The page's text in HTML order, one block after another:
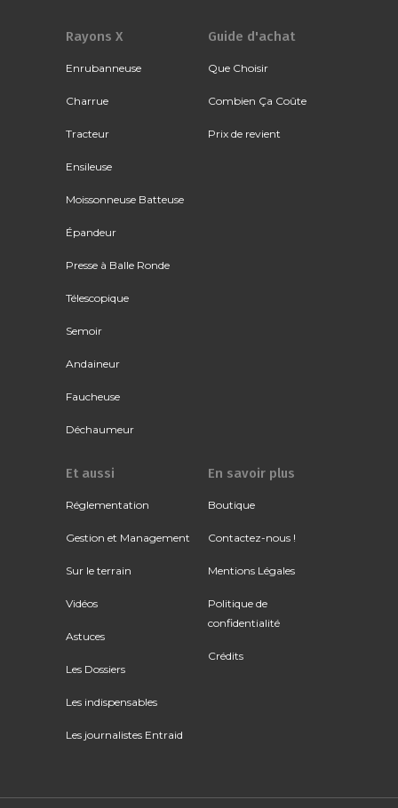
Rayons X
Enrubanneuse
Charrue
Tracteur
Ensileuse
Moissonneuse Batteuse
Épandeur
Presse à Balle Ronde
Télescopique
Semoir
Andaineur
Faucheuse
Déchaumeur
Guide d'achat
Que Choisir
Combien Ça Coûte
Prix de revient
Et aussi
Réglementation
Gestion et Management
Sur le terrain
Vidéos
Astuces
Les Dossiers
Les indispensables
Les journalistes Entraid
En savoir plus
Boutique
Contactez-nous !
Mentions Légales
Politique de
confidentialité
Crédits